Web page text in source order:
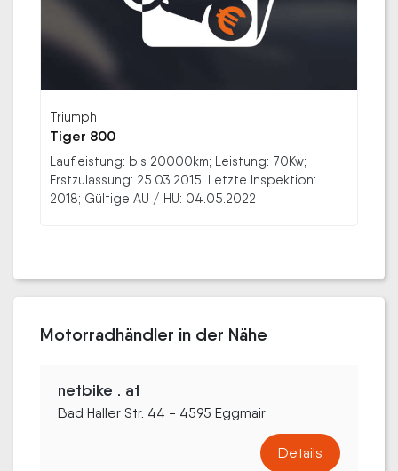
Triumph
Tiger 800
Laufleistung: bis 20000km; Leistung: 70Kw;
Erstzulassung: 25.03.2015; Letzte Inspektion:
2018; Gültige AU / HU: 04.05.2022
Motorradhändler in der Nähe
netbike . at
Bad Haller Str. 44 - 4595 Eggmair
Details